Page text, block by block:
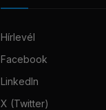
Hírlevél
Facebook
LinkedIn
X (Twitter)